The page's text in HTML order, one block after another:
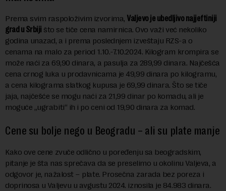
Prema svim raspoloživim izvorima, Valjevo je ubedljivo najjeftiniji
grad u Srbiji što se tiče cena namirnica. Ovo važi već nekoliko
godina unazad, a i prema poslednjem izveštaju RZS-a o
cenama na malo za period 1.10.-7.10.2024. Kilogram krompira se
može naći za 69,90 dinara, a pasulja za 289,99 dinara. Najčešća
cena crnog luka u prodavnicama je 49,99 dinara po kilogramu,
a cena kilograma slatkog kupusa je 69,99 dinara. Što se tiče
jaja, najčešće se mogu naći za 21,99 dinar po komadu, ali je
moguće „ugrabiti“ ih i po ceni od 19,90 dinara za komad.
Cene su bolje nego u Beogradu – ali su plate manje
Kako ove cene zvuče odlično u poređenju sa beogradskim,
pitanje je šta nas sprečava da se preselimo u okolinu Valjeva, a
odgovor je, nažalost – plate. Prosečna zarada bez poreza i
doprinosa u Valjevu u avgustu 2024. iznosila je 84.983 dinara.